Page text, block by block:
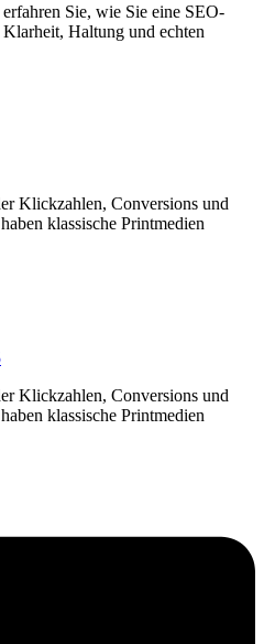
Sie, wie Sie eine SEO-
Haltung und echten
Klickzahlen, Conversions und
klassische Printmedien
Klickzahlen, Conversions und
klassische Printmedien